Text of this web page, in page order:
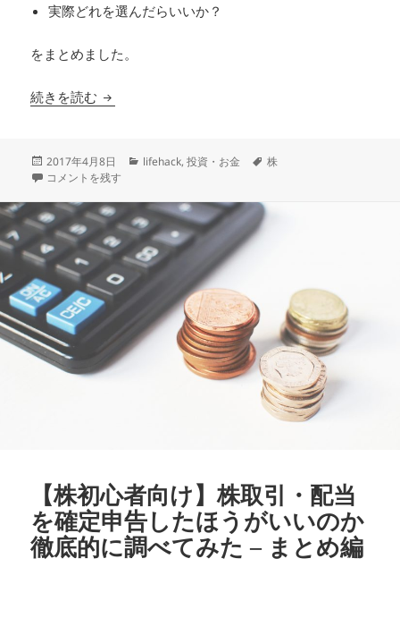
実際どれを選んだらいいか？
をまとめました。
続きを読む 株取引の基本 – 一般口座と特定口座、源泉あり
投
稿
2017年4月8日
カ
リ
ー
lifehack,投資・お金
タ
株
株取引の基本 – 一般口座と特定口座、源泉あり、なしの違い に
コメントを残す
【株初心者向け】株取引・配当
を確定申告したほうがいいのか
徹底的に調べてみた – まとめ編